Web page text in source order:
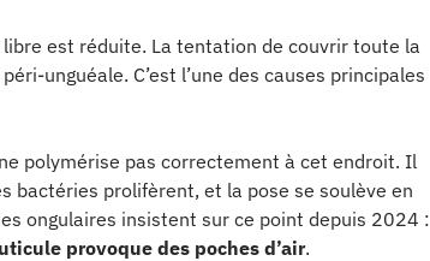
est réduite. La tentation de couvrir toute la
unguéale. C’est l’une des causes principales
polymérise pas correctement à cet endroit. Il
bactéries prolifèrent, et la pose se soulève en
ongulaires insistent sur ce point depuis 2024 :
provoque des poches d’air.